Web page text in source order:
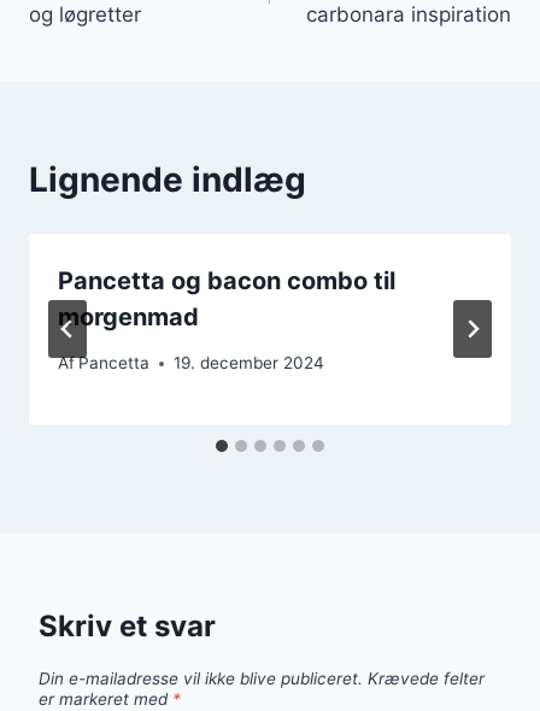
og løgretter
carbonara inspiration
Lignende indlæg
Pancetta og bacon combo til
morgenmad
AfPancetta 19. december 2024
Skriv et svar
Din e-mailadresse vil ikke blive publiceret. Krævede felter
er markeret med *